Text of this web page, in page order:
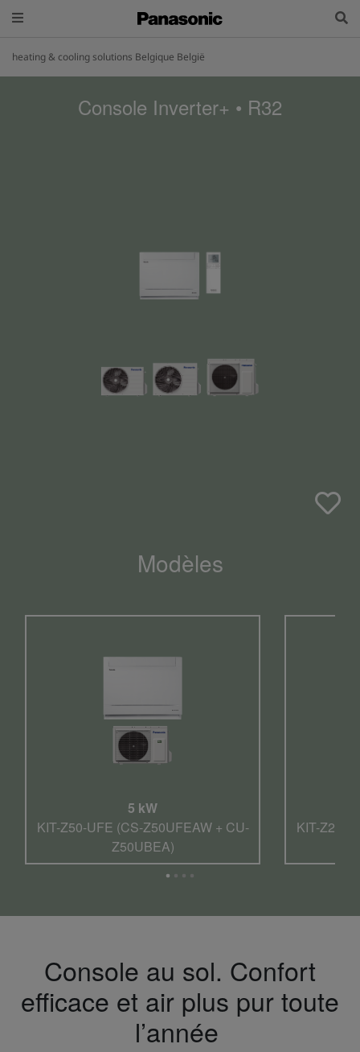
heating & cooling solutions Belgique België
Console Inverter+ • R32
Modèles
5 kW
KIT-Z50-UFE (CS-Z50UFEAW + CU-
Z50UBEA)
KIT-Z25-
Console au sol. Confort
efficace et air plus pur toute
l’année